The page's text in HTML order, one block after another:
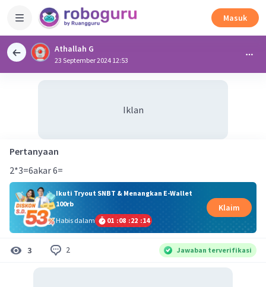
Masuk
Athallah G
23 September 2024 12:53
Iklan
Pertanyaan
2*3=6akar 6=
Ikuti Tryout SNBT & Menangkan E-Wallet
100rb
Habis dalam
01 :08 :22 :14
Klaim
3 2 Jawaban terverifikasi